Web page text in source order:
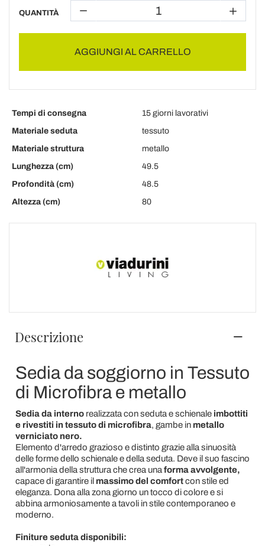
QUANTITÀ
AGGIUNGI AL CARRELLO
Tempi di consegna
15 giorni lavorativi
Materiale seduta
tessuto
Materiale struttura
metallo
Lunghezza (cm)
49.5
Profondità (cm)
48.5
Altezza (cm)
80
Descrizione
Sedia da soggiorno in Tessuto
di Microfibra e metallo
Sedia da internorealizzata con seduta e schienale imbottiti
e rivestiti in tessuto di microfibra, gambe in metallo
verniciato nero.
Elemento d'arredo grazioso e distinto grazie alla sinuosità
delle forme dello schienale e della seduta. Deve il suo fascino
all'armonia della struttura che crea una forma avvolgente,
capace di garantire il massimo del comfortcon stile ed
eleganza. Dona alla zona giorno un tocco di colore e si
abbina armoniosamente a tavoli in stile contemporaneo e
moderno.
Finiture seduta disponibili: